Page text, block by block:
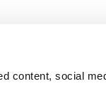
content, social